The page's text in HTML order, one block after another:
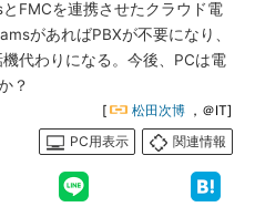
FMCを連携させたクラウド電
があればPBXが不要になり、
代わりになる。今後、PCは電
？
[ 松田次博 ，＠IT]
PC用表示
関連情報